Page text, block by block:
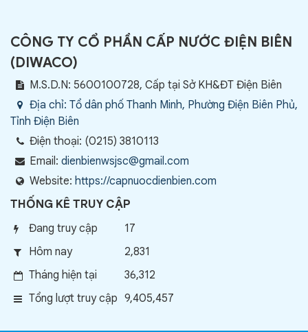
CÔNG TY CỔ PHẦN CẤP NƯỚC ĐIỆN BIÊN
(DIWACO)
M.S.D.N: 5600100728, Cấp tại Sở KH&ĐT Điện Biên
Địa chỉ: Tổ dân phố Thanh Minh, Phường Điện Biên Phủ,
Tỉnh Điện Biên
Điện thoại: (0215) 3810113
Email: dienbienwsjsc@gmail.com
Website: https://capnuocdienbien.com
THỐNG KÊ TRUY CẬP
Đang truy cập
17
Hôm nay
2,831
Tháng hiện tại
36,312
Tổng lượt truy cập 9,405,457